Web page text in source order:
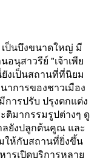
เป็นบึงขนาดใหญ่ มี
อนุสาวรีย์ "เจ้าเพีย
งเป็นสถานที่ที่นิยม
การของชาวเมือง
การปรับ ปรุงตกแต่ง
ติมากรรมรูปต่างๆ ดู
ลยังปลูกต้นคูณ และ
ให้กับสถานที่ยิ่งขึ้น
รเปิดบริการหลาย